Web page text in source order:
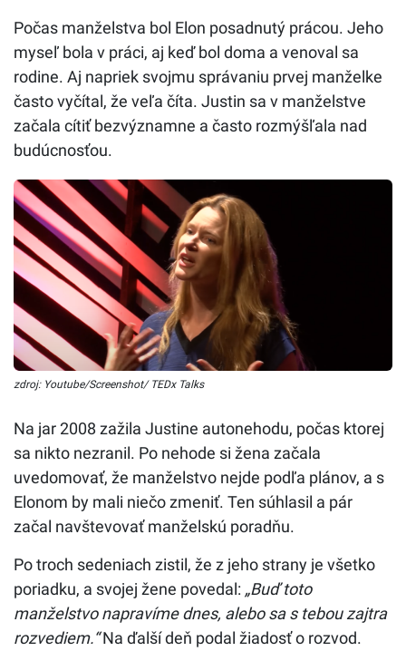
Počas manželstva bol Elon posadnutý prácou. Jeho
myseľ bola v práci, aj keď bol doma a venoval sa
rodine. Aj napriek svojmu správaniu prvej manželke
často vyčítal, že veľa číta. Justin sa v manželstve
začala cítiť bezvýznamne a často rozmýšľala nad
budúcnosťou.
zdroj: Youtube/Screenshot/ TEDx Talks
Na jar 2008 zažila Justine autonehodu, počas ktorej
sa nikto nezranil. Po nehode si žena začala
uvedomovať, že manželstvo nejde podľa plánov, a s
Elonom by mali niečo zmeniť. Ten súhlasil a pár
začal navštevovať manželskú poradňu.
Po troch sedeniach zistil, že z jeho strany je všetko
poriadku, a svojej žene povedal: „Buď toto
manželstvo napravíme dnes, alebo sa s tebou zajtra
rozvediem.“Na ďalší deň podal žiadosť o rozvod.